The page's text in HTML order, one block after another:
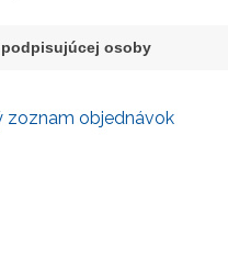
osoby
zoznam objednávok